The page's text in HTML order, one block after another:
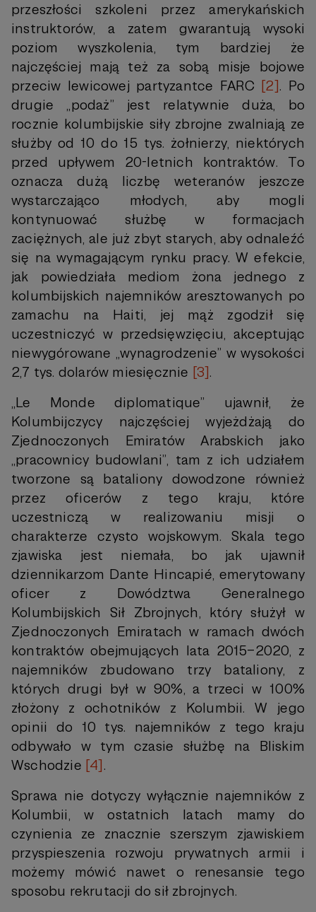
przeszłości szkoleni przez amerykańskich
instruktorów, a zatem gwarantują wysoki
poziom wyszkolenia, tym bardziej że
najczęściej mają też za sobą misje bojowe
przeciw lewicowej partyzantce FARC [2]. Po
drugie „podaż” jest relatywnie duża, bo
rocznie kolumbijskie siły zbrojne zwalniają ze
służby od 10 do 15 tys. żołnierzy, niektórych
przed upływem 20-letnich kontraktów. To
oznacza dużą liczbę weteranów jeszcze
wystarczająco młodych, aby mogli
kontynuować służbę w formacjach
zaciężnych, ale już zbyt starych, aby odnaleźć
się na wymagającym rynku pracy. W efekcie,
jak powiedziała mediom żona jednego z
kolumbijskich najemników aresztowanych po
zamachu na Haiti, jej mąż zgodził się
uczestniczyć w przedsięwzięciu, akceptując
niewygórowane „wynagrodzenie” w wysokości
2,7 tys. dolarów miesięcznie [3].
„Le Monde diplomatique” ujawnił, że
Kolumbijczycy najczęściej wyjeżdżają do
Zjednoczonych Emiratów Arabskich jako
„pracownicy budowlani”, tam z ich udziałem
tworzone są bataliony dowodzone również
przez oficerów z tego kraju, które
uczestniczą w realizowaniu misji o
charakterze czysto wojskowym. Skala tego
zjawiska jest niemała, bo jak ujawnił
dziennikarzom Dante Hincapié, emerytowany
oficer z Dowództwa Generalnego
Kolumbijskich Sił Zbrojnych, który służył w
Zjednoczonych Emiratach w ramach dwóch
kontraktów obejmujących lata 2015–2020, z
najemników zbudowano trzy bataliony, z
których drugi był w 90%, a trzeci w 100%
złożony z ochotników z Kolumbii. W jego
opinii do 10 tys. najemników z tego kraju
odbywało w tym czasie służbę na Bliskim
Wschodzie [4].
Sprawa nie dotyczy wyłącznie najemników z
Kolumbii, w ostatnich latach mamy do
czynienia ze znacznie szerszym zjawiskiem
przyspieszenia rozwoju prywatnych armii i
możemy mówić nawet o renesansie tego
sposobu rekrutacji do sił zbrojnych.